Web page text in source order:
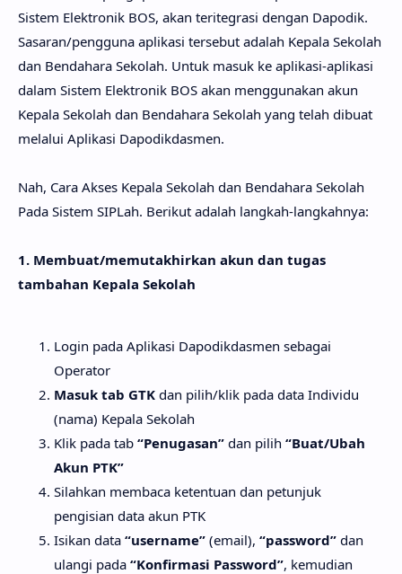
Sistem Elektronik BOS, akan teritegrasi dengan Dapodik.
Sasaran/pengguna aplikasi tersebut adalah Kepala Sekolah
dan Bendahara Sekolah. Untuk masuk ke aplikasi-aplikasi
dalam Sistem Elektronik BOS akan menggunakan akun
Kepala Sekolah dan Bendahara Sekolah yang telah dibuat
melalui Aplikasi Dapodikdasmen.
Nah, Cara Akses Kepala Sekolah dan Bendahara Sekolah
Pada Sistem SIPLah. Berikut adalah langkah-langkahnya:
1. Membuat/memutakhirkan akun dan tugas
tambahan Kepala Sekolah
Login pada Aplikasi Dapodikdasmen sebagai
Operator
Masuk tab GTK dan pilih/klik pada data Individu
(nama) Kepala Sekolah
Klik pada tab “Penugasan” dan pilih “Buat/Ubah
Akun PTK”
Silahkan membaca ketentuan dan petunjuk
pengisian data akun PTK
Isikan data “username” (email), “password” dan
ulangi pada “Konfirmasi Password”, kemudian